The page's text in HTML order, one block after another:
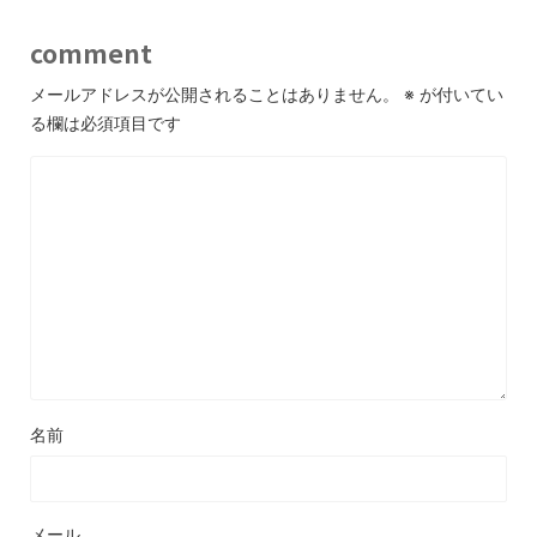
comment
メールアドレスが公開されることはありません。 ※ が付いてい
る欄は必須項目です
名前